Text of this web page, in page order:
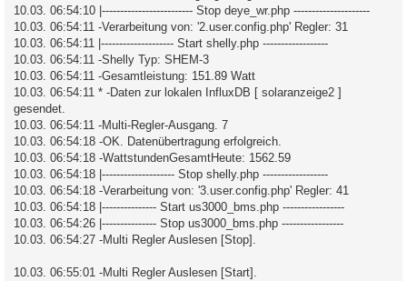
10.03. 06:54:10 |------------------------- Stop deye_wr.php ---------------------
10.03. 06:54:11 -Verarbeitung von: '2.user.config.php' Regler: 31
10.03. 06:54:11 |-------------------- Start shelly.php ------------------
10.03. 06:54:11 -Shelly Typ: SHEM-3
10.03. 06:54:11 -Gesamtleistung: 151.89 Watt
10.03. 06:54:11 * -Daten zur lokalen InfluxDB [ solaranzeige2 ]
gesendet.
10.03. 06:54:11 -Multi-Regler-Ausgang. 7
10.03. 06:54:18 -OK. Datenübertragung erfolgreich.
10.03. 06:54:18 -WattstundenGesamtHeute: 1562.59
10.03. 06:54:18 |-------------------- Stop shelly.php ------------------
10.03. 06:54:18 -Verarbeitung von: '3.user.config.php' Regler: 41
10.03. 06:54:18 |--------------- Start us3000_bms.php -----------------
10.03. 06:54:26 |--------------- Stop us3000_bms.php -----------------
10.03. 06:54:27 -Multi Regler Auslesen [Stop].
10.03. 06:55:01 -Multi Regler Auslesen [Start].